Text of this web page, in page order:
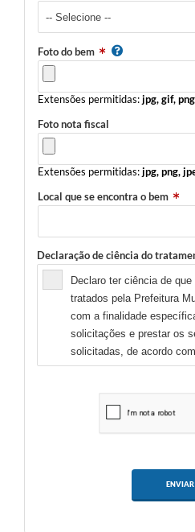
Foto do bem
Extensões permitidas:jpg, gif,
Foto nota fiscal
Extensões permitidas:jpg, png,
Local que se encontra o bem
Declaração de ciência do
Declaro ter ciência de
tratados pela Prefeitura
com a finalidade
solicitações e prestar os
solicitadas, de acordo
ENVIAR